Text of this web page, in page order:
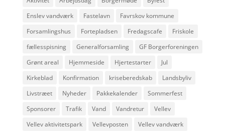
Enslev vandværk
Fastelavn
Favrskov kommune
Forsamlingshus
Fortepladsen Fredagscafe
Friskole
fællesspisning
Generalforsamling
GF Borgerforeningen
Grønt areal
Hjemmeside Hjertestarter
Jul
Kirkeblad
Konfirmation kriseberedskab
Landsbyliv
Livstræet
Nyheder Pakkekalender
Sommerfest
Sponsorer
Trafik Vand Vandretur
Vellev
Vellev aktivitetspark
Vellevposten Vellev vandværk